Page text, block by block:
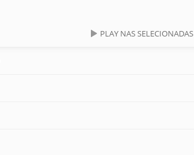
PLAY NAS SELECIONADAS